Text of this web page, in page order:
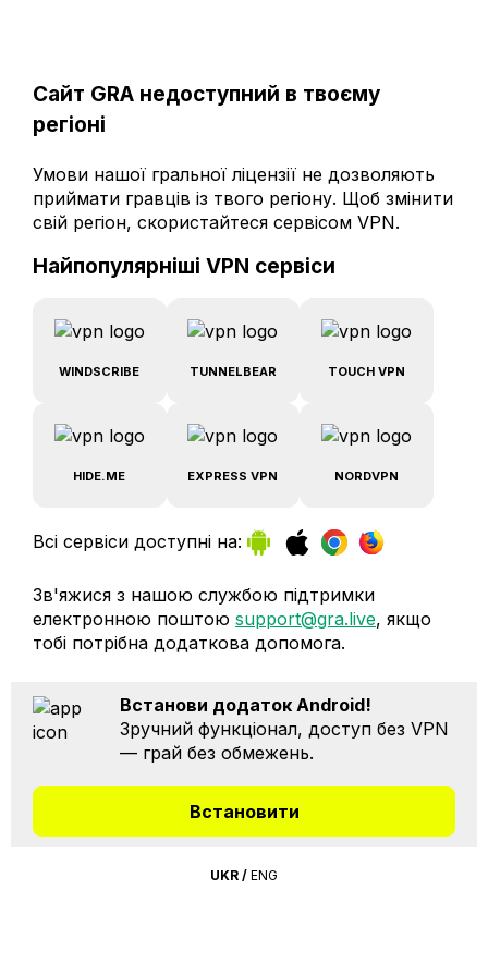
Сайт GRA недоступний в твоєму
регіоні
Умови нашої гральної ліцензії не дозволяють
приймати гравців із твого регіону. Щоб змінити
свій регіон, скористайтеся сервісом VPN.
Найпопулярніші VPN сервіси
WINDSCRIBE TUNNELBEAR TOUCH VPN
HIDE.ME EXPRESS VPN NORDVPN
Всі сервіси доступні на:
Зв'яжися з нашою службою підтримки
електронною поштою support@gra.live, якщо
тобі потрібна додаткова допомога.
Встанови додаток Android!
Зручний функціонал, доступ без VPN
— грай без обмежень.
Встановити
UKR / ENG